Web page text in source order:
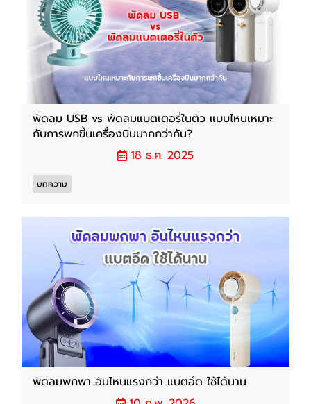
พัดลม USB vs พัดลมแบตเตอรี่ในตัว แบบไหนเหมาะ
กับการพกขึ้นเครื่องบินมากกว่ากัน?
18 ธ.ค. 2025
บทความ
พัดลมพกพา อันไหนแรงกว่า แบตอึด ใช้ได้นาน